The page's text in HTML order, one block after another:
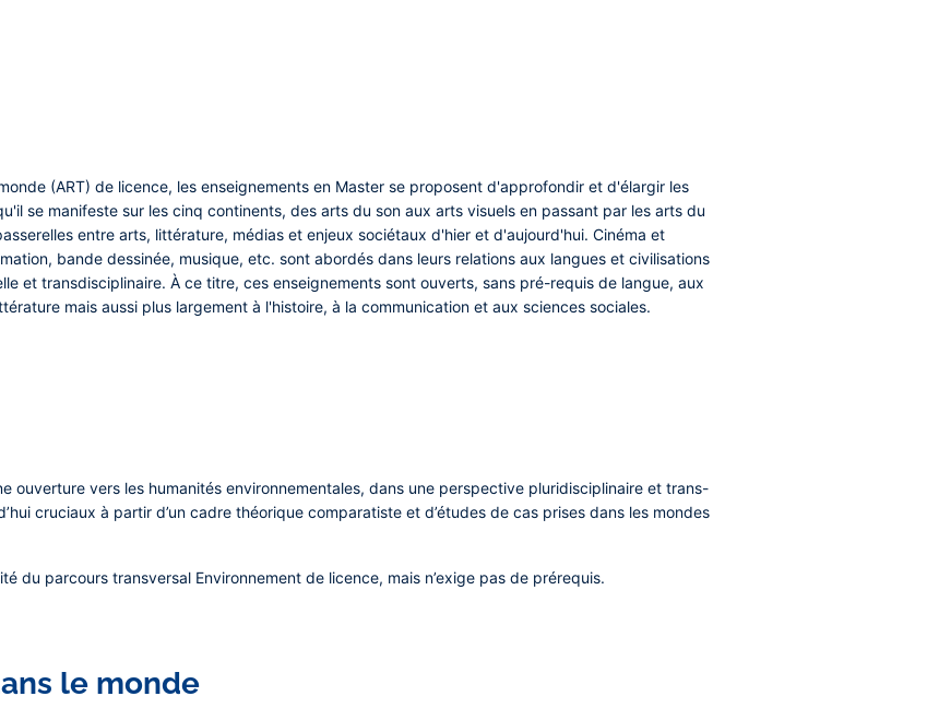
(ART) de licence, les enseignements en Master se proposent d'approfondir et d'élargir les
se manifeste sur les cinq continents, des arts du son aux arts visuels en passant par les arts du
entre arts, littérature, médias et enjeux sociétaux d'hier et d'aujourd'hui. Cinéma et
bande dessinée, musique, etc. sont abordés dans leurs relations aux langues et civilisations
et transdisciplinaire. À ce titre, ces enseignements sont ouverts, sans pré-requis de langue, aux
mais aussi plus largement à l'histoire, à la communication et aux sciences sociales.
ouverture vers les humanités environnementales, dans une perspective pluridisciplinaire et trans-
cruciaux à partir d’un cadre théorique comparatiste et d’études de cas prises dans les mondes
du parcours transversal Environnement de licence, mais n’exige pas de prérequis.
le monde